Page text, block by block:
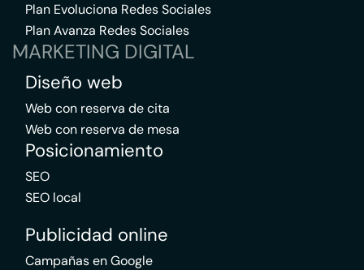
Plan Evoluciona Redes Sociales
Plan Avanza Redes Sociales
MARKETING DIGITAL
Diseño web
Web con reserva de cita
Web con reserva de mesa
Posicionamiento
SEO
SEO local
Publicidad online
Campañas en Google